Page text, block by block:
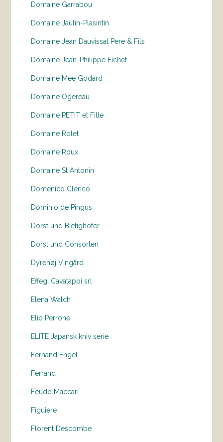
Domaine Garrabou
Domaine Jaulin-Plasintin
Domaine Jean Dauvissat Pere & Fils
Domaine Jean-Philippe Fichet
Domaine Mee Godard
Domaine Ogereau
Domaine PETIT et Fille
Domaine Rolet
Domaine Roux
Domaine St Antonin
Domenico Clerico
Dominio de Pingus
Dorst und Bietighöfer
Dorst und Consorten
Dyrehøj Vingård
Effegi Cavatappi srl
Elena Walch
Elio Perrone
ELITE Japansk kniv serie
Fernand Engel
Ferrand
Feudo Maccari
Figuiere
Florent Descombe